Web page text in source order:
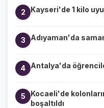
2 Kayseri'de 1 kilo
3 Adıyaman'da
4 Antalya'da
5
Kocaeli'de
boşaltıldı